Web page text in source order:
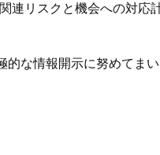
連リスクと機会への対応
的な情報開示に努めてま